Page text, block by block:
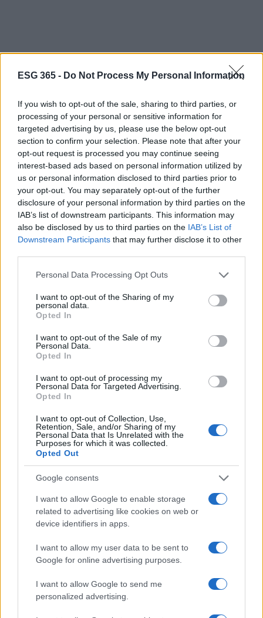
ESG 365 - Do Not Process My Personal Information
If you wish to opt-out of the sale, sharing to third parties, or
processing of your personal or sensitive information for
targeted advertising by us, please use the below opt-out
section to confirm your selection. Please note that after your
opt-out request is processed you may continue seeing
interest-based ads based on personal information utilized by
us or personal information disclosed to third parties prior to
your opt-out. You may separately opt-out of the further
disclosure of your personal information by third parties on the
IAB’s list of downstream participants. This information may
also be disclosed by us to third parties on the IAB’s List of
Downstream Participants that may further disclose it to other
Please note that this website/app uses one or more Google
not limited to your visit or usage behaviour. You may click to
grant or deny consent to Google and its third-party tags to
use your data for below specified purposes in below Google
consent section.
Personal Data Processing Opt Outs
I want to opt-out of the Sharing of my
personal data.
Opted In
I want to opt-out of the Sale of my
Personal Data.
Opted In
I want to opt-out of processing my
Personal Data for Targeted Advertising.
Opted In
I want to opt-out of Collection, Use,
Retention, Sale, and/or Sharing of my
Personal Data that Is Unrelated with the
Purposes for which it was collected.
Opted Out
Google consents
I want to allow Google to enable storage
related to advertising like cookies on web or
device identifiers in apps.
I want to allow my user data to be sent to
Google for online advertising purposes.
I want to allow Google to send me
personalized advertising.
Continua a leggere
EVENTI E AGENDA
Cantina Rauscedo celebra 75 anni di storia vitivinicola
in Friuli Venezia Giulia
EVENTI E AGENDA
Festival Con-vivere Carrara 2026: abitare il futuro con
sostenibilità e relazioni